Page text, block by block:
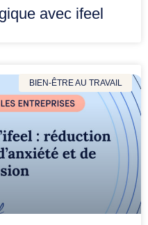
avec ifeel
BIEN-ÊTRE AU TRAVAIL